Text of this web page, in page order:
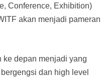
Conference, Exhibition)
akan menjadi pameran
ke depan menjadi yang
dan high level